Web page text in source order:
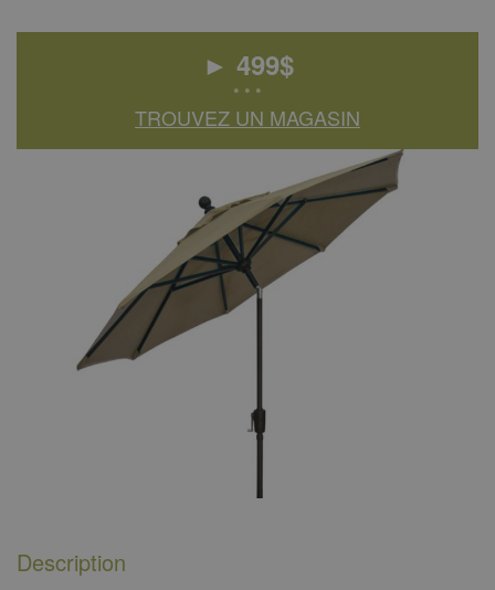
► 499$
• • •
TROUVEZ UN MAGASIN
Description